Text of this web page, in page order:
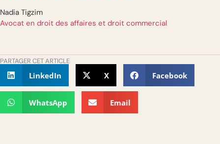
Nadia Tigzim
Avocat en droit des affaires et droit commercial
PARTAGER CET ARTICLE
LinkedIn X Facebook
WhatsApp Email